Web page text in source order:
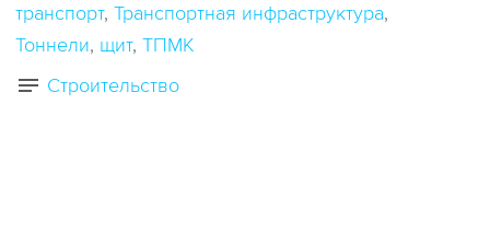
транспорт Транспортная инфраструктура
Тоннели щит ТПМК
Строительство